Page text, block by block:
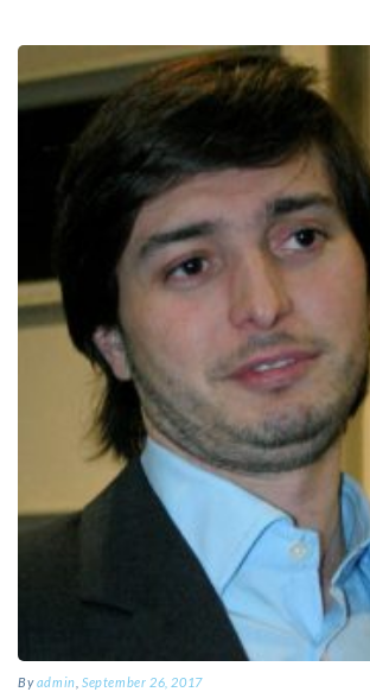
Byadmin ,September 26, 2017